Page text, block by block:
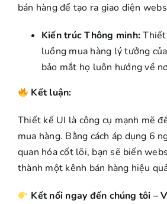
bán hàng để tạo ra giao diện
Kiến trúc Thông minh:
luồng mua hàng lý tưởng
bảo mắt họ luôn hướng về
Kết luận:
Thiết kế UI là công cụ mạnh mẽ
mua hàng. Bằng cách áp dụng 6
quan hóa cốt lõi, bạn sẽ biến
thành một kênh bán hàng hiệu
Kết nối ngay đến chúng tôi –